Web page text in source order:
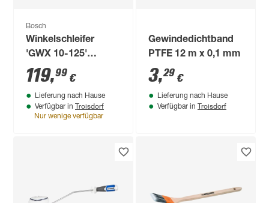
Bosch
Winkelschleifer
'GWX 10-125'
Professional
119,99 €
Lieferung nach Hause
Verfügbar in Troisdorf
Nur wenige verfügbar
Gewindedichtband
PTFE 12 m x 0,1 mm
3,29 €
Lieferung nach Hause
Verfügbar in Troisdorf